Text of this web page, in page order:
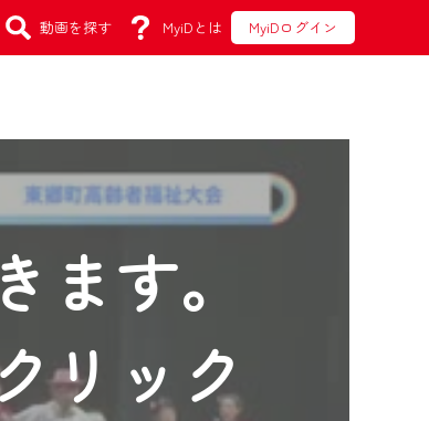
動画を探す MyiDとは MyiDログイン
す。
リック